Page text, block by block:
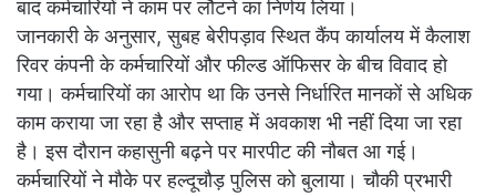
बाद कर्मचारियों ने काम पर लौटने का निर्णय लिया।
जानकारी के अनुसार, सुबह बेरीपड़ाव स्थित कैंप कार्यालय में कैलाश
रिवर कंपनी के कर्मचारियों और फील्ड ऑफिसर के बीच विवाद हो
गया। कर्मचारियों का आरोप था कि उनसे निर्धारित मानकों से अधिक
काम कराया जा रहा है और सप्ताह में अवकाश भी नहीं दिया जा रहा
है। इस दौरान कहासुनी बढ़ने पर मारपीट की नौबत आ गई।
कर्मचारियों ने मौके पर हल्दूचौड़ पुलिस को बुलाया। चौकी प्रभारी